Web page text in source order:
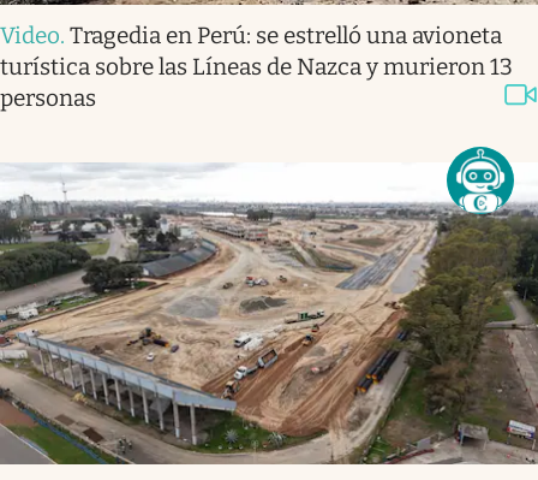
Video. Tragedia en Perú: se estrelló una avioneta
turística sobre las Líneas de Nazca y murieron 13
personas